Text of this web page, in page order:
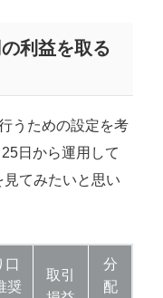
利益を取る
うための設定を考
日から運用して
てみたいと思い
口
奨
取引
分
配